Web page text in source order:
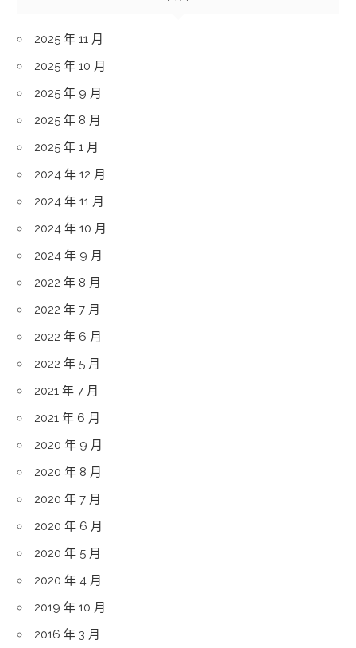
2025 年 11 月
2025 年 10 月
2025 年 9 月
2025 年 8 月
2025 年 1 月
2024 年 12 月
2024 年 11 月
2024 年 10 月
2024 年 9 月
2022 年 8 月
2022 年 7 月
2022 年 6 月
2022 年 5 月
2021 年 7 月
2021 年 6 月
2020 年 9 月
2020 年 8 月
2020 年 7 月
2020 年 6 月
2020 年 5 月
2020 年 4 月
2019 年 10 月
2016 年 3 月